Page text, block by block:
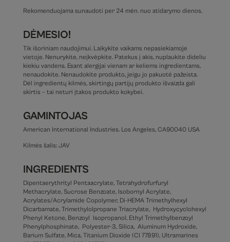
Rekomenduojama sunaudoti per 24 mėn. nuo atidarymo dienos.
DĖMESIO!
Tik išoriniam naudojimui. Laikykite vaikams nepasiekiamoje
vietoje. Nenurykite, neįkvėpkite. Patekus į akis, nuplaukite dideliu
kiekiu vandens. Esant alergijai vienam ar keliems ingredientams,
nenaudokite. Nenaudokite produkto, jeigu jo pakuotė pažeista.
Dėl ingredientų kilmės, skirtingų partijų produkto išvaizda gali
skirtis – tai neturi įtakos produkto kokybei.
GAMINTOJAS
American International Industries. Los Angeles, CA90040 USA
Kilmės šalis: JAV
INGREDIENTS
Dipentaerythrityl Pentaacrylate, Tetrahydrofurfuryl
Methacrylate, Sucrose Benzoate, Isobornyl Acrylate,
Acrylates/Acrylamide Copolymer, Di-HEMA Trimethylhexyl
Dicarbamate, Trimethylolpropane Triacrylate, Hydroxycyclohexyl
Phenyl Ketone, Benzoyl Isopropanol, Ethyl Trimethylbenzoyl
Phenylphosphinate, Polyester-3, Silica, Aluminum Hydroxide,
Barium Sulfate, Mica, Titanium Dioxide (CI 77891), Ultramarines